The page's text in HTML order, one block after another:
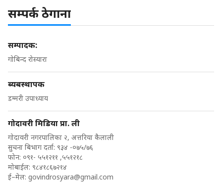
सम्पर्क ठेगाना
सम्पादक:
गोबिन्द रोस्यारा
ब्यबस्थापक
डम्मरी उपाध्याय
गोदावरी मिडिया प्रा. ली
गोदावरी नगरपालिका २, अत्तरिया कैलाली
सुचना बिभाग दर्ता: ९३४ -०७५/७६
फोन: ०९१- ५५१२११ ,५५१२१८
मोबाईल: ९८४१८६७२१४
ई–मेल: govindrosyara@gmail.com